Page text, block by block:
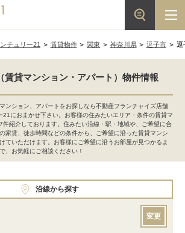
チュリー21 賃貸物件 関東 神奈川県 逗子市 逗
賃貸マンション・アパート）物件情報
ンション、アパートをお探しなら不動産フランチャイズ店舗
21におまかせ下さい。お客様の住みたいエリア・条件の賃貸マ
件紹介しております。住みたい沿線・駅・地域や、ご希望に合
家賃、徒歩時間などの条件から、ご希望に沿った賃貸マンシ
ていただけます。お客様にご希望に沿うお部屋が見つかるよ
、お気軽にご相談ください！
沿線から探す
変更